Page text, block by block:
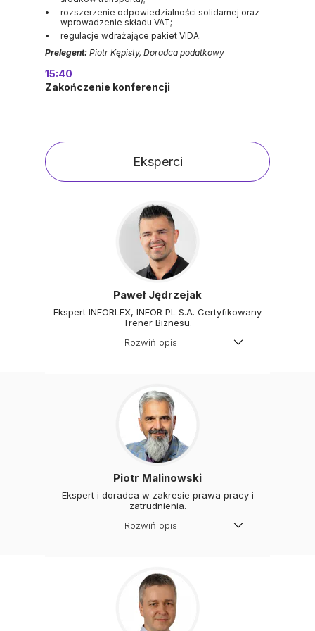
rozszerzenie odpowiedzialności solidarnej oraz
wprowadzenie składu VAT;
regulacje wdrażające pakiet VIDA.
Prelegent: Piotr Kępisty, Doradca podatkowy
15:40
Zakończenie konferencji
Eksperci
Rozwiń opis
działającą na rynku finansowo-
kadrowym w administracji publicznej.
Paweł Jędrzejak
Ekspert INFORLEX, INFOR PL S.A. Certyfikowany
Trener Biznesu.
Rozwiń opis
cudzoziemców oraz ZFŚS.Wieloletni
inspektor pracy PIP, uczestnik
programu Komisji Europejskiej
dotyczącego delegowania
pracowników oraz członek Zespołu ds.
Piotr Malinowski
Ekspert i doradca w zakresie prawa pracy i
zatrudnienia.